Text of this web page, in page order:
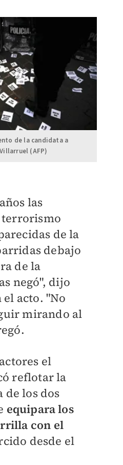
de la candidata a
(AFP)
las
de la
debajo
de la
negó", dijo
acto. "No
mirando al
el
reflotar la
de los dos
equipara los
con el
desde el